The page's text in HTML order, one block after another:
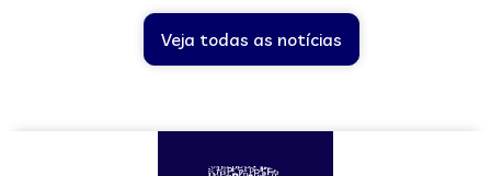
Veja todas as notícias